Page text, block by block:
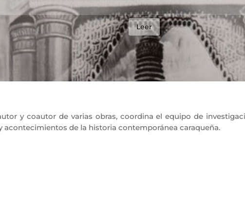
Leer
y coautor de varias obras, coordina el equipo de
acontecimientos de la historia contemporánea caraqueña.